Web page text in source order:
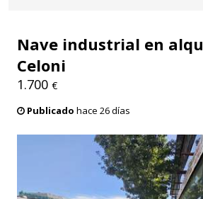
Nave industrial en
Celoni
1.700 €
Publicado hace 26 días